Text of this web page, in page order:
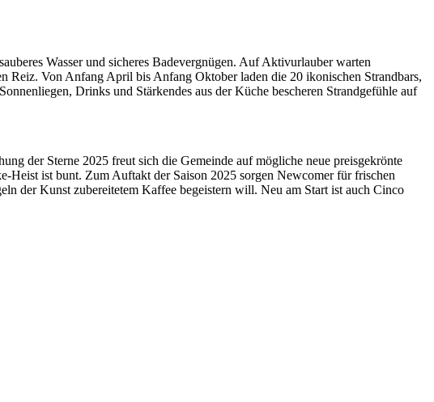
Wasser und sicheres Badevergnügen. Auf Aktivurlauber warten
Reiz. Von Anfang April bis Anfang Oktober laden die 20 ikonischen Strandbars,
Drinks und Stärkendes aus der Küche bescheren Strandgefühle auf
der Sterne 2025 freut sich die Gemeinde auf mögliche neue preisgekrönte
ist bunt. Zum Auftakt der Saison 2025 sorgen Newcomer für frischen
der Kunst zubereitetem Kaffee begeistern will. Neu am Start ist auch Cinco